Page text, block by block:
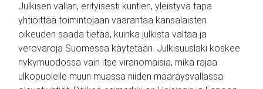
Julkisen vallan, erityisesti kuntien, yleistyvä tapa
yhtiöittää toimintojaan vaarantaa kansalaisten
oikeuden saada tietää, kuinka julkista valtaa ja
verovaroja Suomessa käytetään. Julkisuuslaki koskee
nykymuodossa vain itse viranomaisia, mikä rajaa
ulkopuolelle muun muassa niiden määräysvallassa